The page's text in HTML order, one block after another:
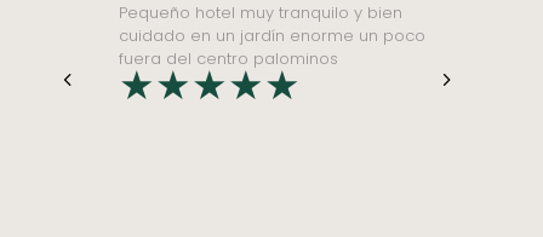
He estado enLa Mellovarias veces y
me he quedado aquí por un período
prolongado de tiempo. El lugar es
simplemente maravilloso. Rodeado de